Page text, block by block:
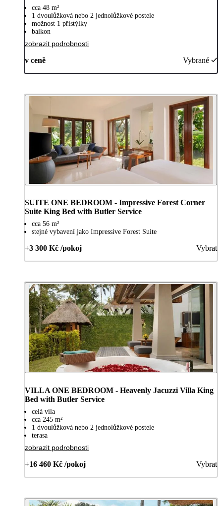
cca 48 m²
1 dvoulůžková nebo 2 jednolůžkové postele
možnost 1 přistýlky
balkon
zobrazit podrobnosti
v ceně Vybrané
SUITE ONE BEDROOM - Impressive Forest Corner
Suite King Bed with Butler Service
cca 56 m²
stejné vybavení jako Impressive Forest Suite
+3 300 Kč /pokoj Vybrat
VILLA ONE BEDROOM - Heavenly Jacuzzi Villa King
Bed with Butler Service
celá vila
cca 245 m²
1 dvoulůžková nebo 2 jednolůžkové postele
terasa
zobrazit podrobnosti
+16 460 Kč /pokoj Vybrat